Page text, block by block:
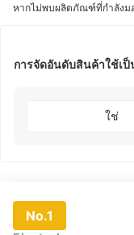
หากไม่พบผลิตภัณฑ์ที่กำลังม
การจัดอันดับสินค้าใช้เป็
ใช่
No.1